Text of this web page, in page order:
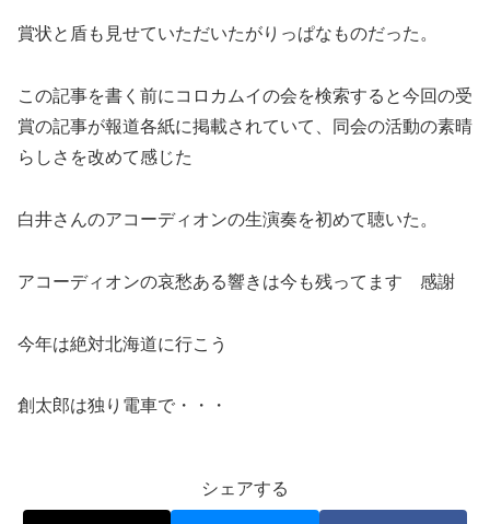
賞状と盾も見せていただいたがりっぱなものだった。
この記事を書く前にコロカムイの会を検索すると今回の受
賞の記事が報道各紙に掲載されていて、同会の活動の素晴
らしさを改めて感じた
白井さんのアコーディオンの生演奏を初めて聴いた。
アコーディオンの哀愁ある響きは今も残ってます 感謝
今年は絶対北海道に行こう
創太郎は独り電車で・・・
シェアする